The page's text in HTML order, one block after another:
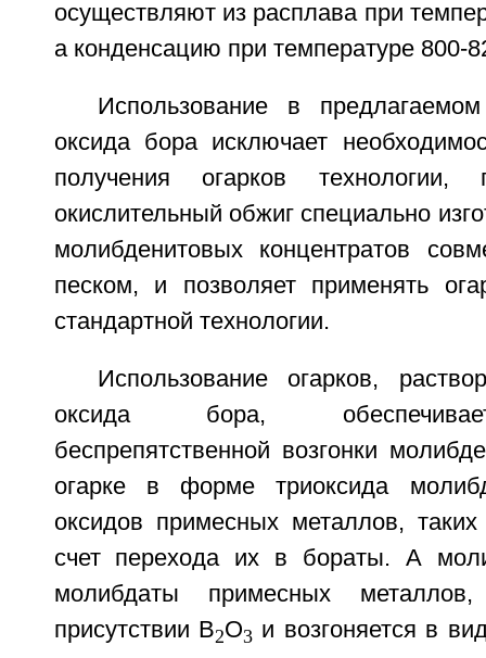
осуществляют из расплава при
а конденсацию при температуре 800-
Использование в
оксида бора исключает
получения огарков технологии,
окислительный обжиг специально
молибденитовых концентратов
песком, и позволяет применять
стандартной технологии.
Использование огарков,
оксида бора,
беспрепятственной возгонки
огарке в форме триоксида
оксидов примесных металлов,
счет перехода их в бораты. А
молибдаты примесных
присутствии В2О3 и возгоняется в